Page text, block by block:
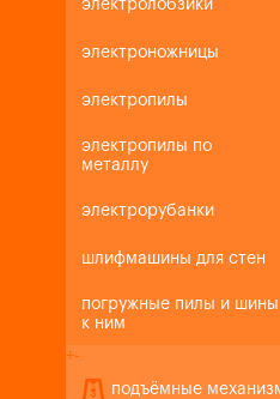
электролобзики
электроножницы
электропилы
электропилы по
металлу
электрорубанки
шлифмашины для стен
погружные пилы и шины
к ним
+-
подъёмные